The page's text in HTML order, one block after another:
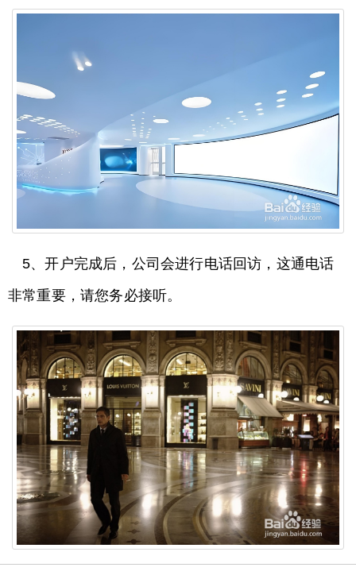
5、开户完成后，公司会进行电话回访，这通电话
非常重要，请您务必接听。